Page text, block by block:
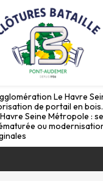
Le Havre
de portail en
Seine Métropole :
ou
cookies